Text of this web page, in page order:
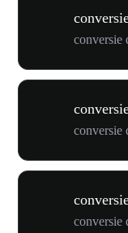
conversie
conversie
conversie